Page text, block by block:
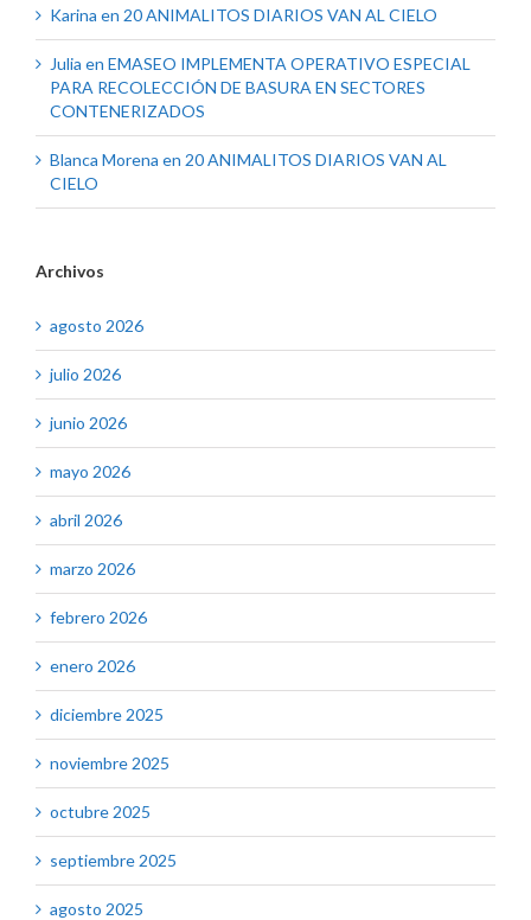
Karina en 20 ANIMALITOS DIARIOS VAN AL CIELO
Julia en EMASEO IMPLEMENTA OPERATIVO ESPECIAL
PARA RECOLECCIÓN DE BASURA EN SECTORES
CONTENERIZADOS
Blanca Morena en 20 ANIMALITOS DIARIOS VAN AL
CIELO
Archivos
agosto 2026
julio 2026
junio 2026
mayo 2026
abril 2026
marzo 2026
febrero 2026
enero 2026
diciembre 2025
noviembre 2025
octubre 2025
septiembre 2025
agosto 2025